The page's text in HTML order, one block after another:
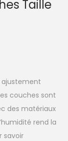
Taille
ajustement
couches sont
des matériaux
rend la
savoir